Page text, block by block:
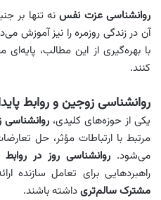
روانشناسی عزت نفسنه تنها بر
آن در زندگی روزمره را نیز آموزش
با بهره‌گیری از این مطالب،
کنند.
روانشناسی زوجین و روابط
یکی از حوزه‌های کلیدی،
مرتبط با ارتباطات مؤثر، حل
می‌شود. روانشناسی روز در
راهبردهایی برای تعامل سازنده
مشترک سالم‌تریداشته باشند.